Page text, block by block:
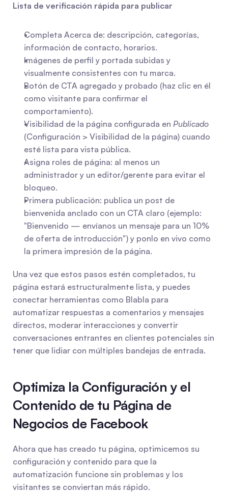
Lista de verificación rápida para publicar
Completa Acerca de: descripción, categorías,
información de contacto, horarios.
Imágenes de perfil y portada subidas y
visualmente consistentes con tu marca.
Botón de CTA agregado y probado (haz clic en él
como visitante para confirmar el
comportamiento).
Visibilidad de la página configurada en Publicado
(Configuración > Visibilidad de la página) cuando
esté lista para vista pública.
Asigna roles de página: al menos un
administrador y un editor/gerente para evitar el
bloqueo.
Primera publicación: publica un post de
bienvenida anclado con un CTA claro (ejemplo:
"Bienvenido — envíanos un mensaje para un 10%
de oferta de introducción") y ponlo en vivo como
la primera impresión de la página.
Una vez que estos pasos estén completados, tu
página estará estructuralmente lista, y puedes
conectar herramientas como Blabla para
automatizar respuestas a comentarios y mensajes
directos, moderar interacciones y convertir
conversaciones entrantes en clientes potenciales sin
tener que lidiar con múltiples bandejas de entrada.
Optimiza la Configuración y el
Contenido de tu Página de
Negocios de Facebook
Ahora que has creado tu página, optimicemos su
configuración y contenido para que la
automatización funcione sin problemas y los
visitantes se conviertan más rápido.